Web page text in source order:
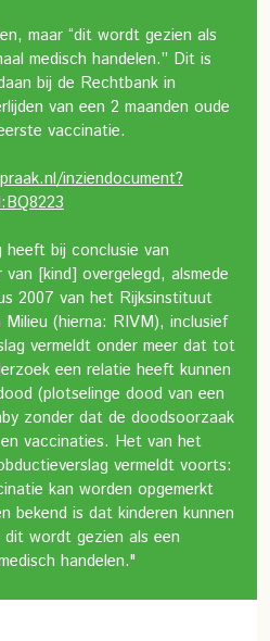
maar “dit wordt gezien als
medisch handelen.” Dit is
bij de Rechtbank in
van een 2 maanden oude
vaccinatie.
inziendocument?
bij conclusie van
[kind] overgelegd, alsmede
2007 van het Rijksinstituut
(hierna: RIVM), inclusief
vermeldt onder meer dat tot
een relatie heeft kunnen
(plotselinge dood van een
zonder dat de doodsoorzaak
vaccinaties. Het van het
vermeldt voorts:
kan worden opgemerkt
bekend is dat kinderen kunnen
wordt gezien als een
handelen."